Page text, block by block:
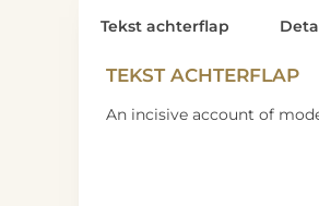
Tekst achterflap
TEKST ACHTERFLAP
An incisive account of